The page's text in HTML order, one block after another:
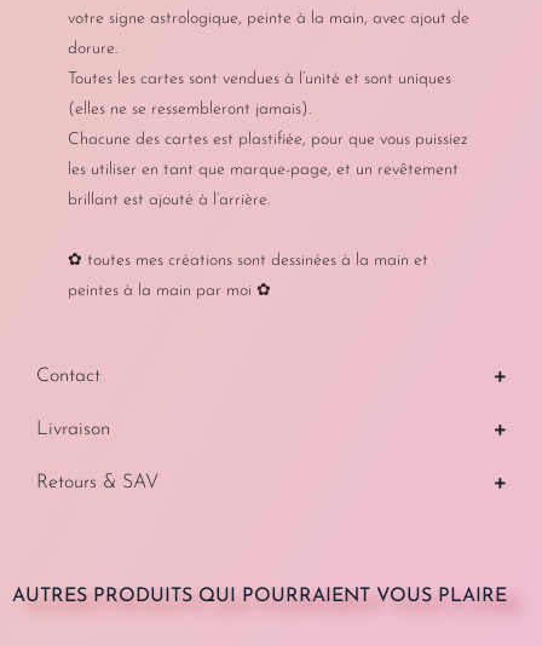
votre signe astrologique, peinte à la main, avec ajout de
dorure.
Toutes les cartes sont vendues à l’unité et sont uniques
(elles ne se ressembleront jamais).
Chacune des cartes est plastifiée, pour que vous puissiez
les utiliser en tant que marque-page, et un revêtement
brillant est ajouté à l’arrière.
✿ toutes mes créations sont dessinées à la main et
peintes à la main par moi ✿
Contact
Livraison
Retours & SAV
AUTRES PRODUITS QUI POURRAIENT VOUS PLAIRE